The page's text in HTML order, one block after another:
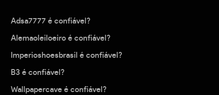
Adsa7777 é confiável?
Alemaoleiloeiro é confiável?
Imperioshoesbrasil é confiável?
B3 é confiável?
Wallpapercave é confiável?